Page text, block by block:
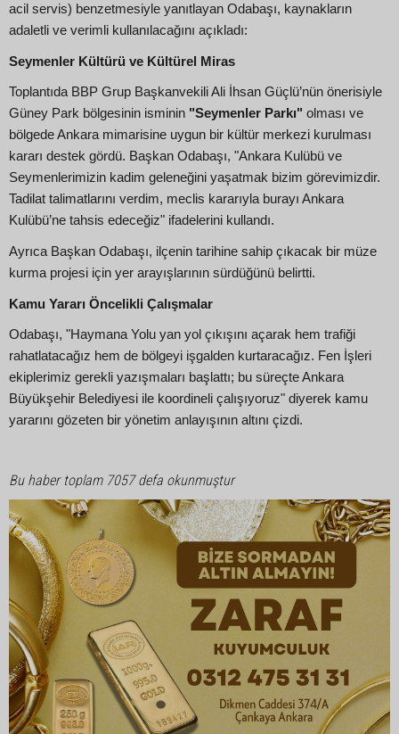
acil servis) benzetmesiyle yanıtlayan Odabaşı, kaynakların
adaletli ve verimli kullanılacağını açıkladı:
Seymenler Kültürü ve Kültürel Miras
Toplantıda BBP Grup Başkanvekili Ali İhsan Güçlü’nün önerisiyle
Güney Park bölgesinin isminin "Seymenler Parkı" olması ve
bölgede Ankara mimarisine uygun bir kültür merkezi kurulması
kararı destek gördü. Başkan Odabaşı, "Ankara Kulübü ve
Seymenlerimizin kadim geleneğini yaşatmak bizim görevimizdir.
Tadilat talimatlarını verdim, meclis kararıyla burayı Ankara
Kulübü’ne tahsis edeceğiz" ifadelerini kullandı.
Ayrıca Başkan Odabaşı, ilçenin tarihine sahip çıkacak bir müze
kurma projesi için yer arayışlarının sürdüğünü belirtti.
Kamu Yararı Öncelikli Çalışmalar
Odabaşı, "Haymana Yolu yan yol çıkışını açarak hem trafiği
rahatlatacağız hem de bölgeyi işgalden kurtaracağız. Fen İşleri
ekiplerimiz gerekli yazışmaları başlattı; bu süreçte Ankara
Büyükşehir Belediyesi ile koordineli çalışıyoruz" diyerek kamu
yararını gözeten bir yönetim anlayışının altını çizdi.
Bu haber toplam 7057 defa okunmuştur